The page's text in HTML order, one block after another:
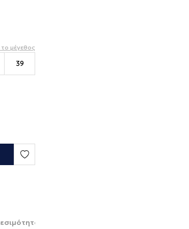
μέγεθος
39
στο κατάστημα